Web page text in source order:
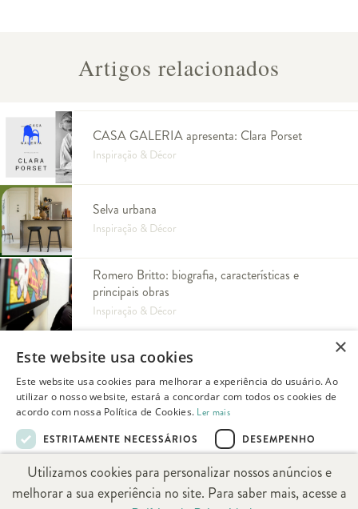
Artigos relacionados
CASA GALERIA apresenta: Clara Porset
Inspiração & Décor
Selva urbana
Inspiração & Décor
Romero Britto: biografia, características e
principais obras
Inspiração & Décor
Já conhece o
nosso App?
Utilizamos cookies para personalizar nossos anúncios e
melhorar a sua experiência no site. Para saber mais, acesse a
×
Este website usa cookies
Este website usa cookies para melhorar a experiência do usuário. Ao
utilizar o nosso website, estará a concordar com todos os cookies de
acordo com nossa Política de Cookies. Ler mais
ESTRITAMENTE NECESSÁRIOS DESEMPENHO
DIRECIONAMENTO FUNCIONALIDADE